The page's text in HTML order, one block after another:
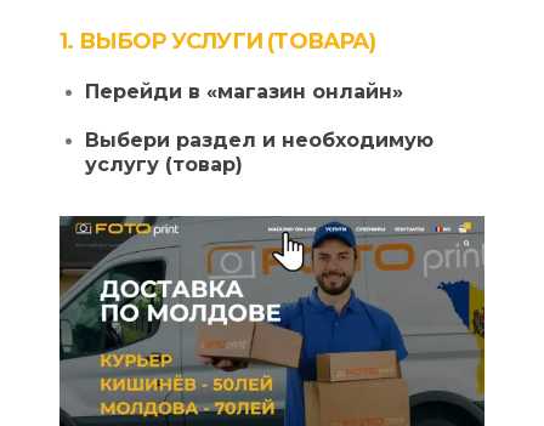
1. ВЫБОР УСЛУГИ (ТОВАРА)
Перейди в «магазин онлайн»
Выбери раздел и необходимую
услугу (товар)